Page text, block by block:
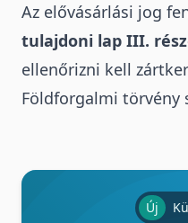
Az elővásárlási jog
tulajdoni lap III.
ellenőrizni kell
Földforgalmi törvény
Új